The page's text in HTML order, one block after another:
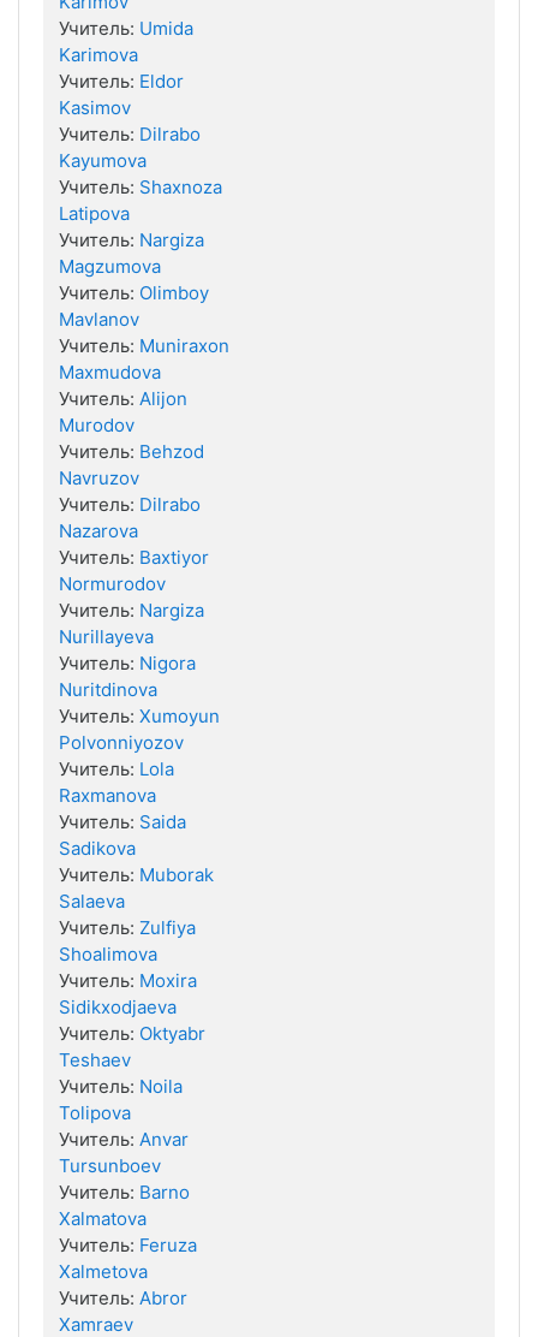
Учитель: Umida
Karimova
Учитель: Eldor
Kasimov
Учитель: Dilrabo
Kayumova
Учитель: Shaxnoza
Latipova
Учитель: Nargiza
Magzumova
Учитель: Olimboy
Mavlanov
Учитель: Muniraxon
Maxmudova
Учитель: Alijon
Murodov
Учитель: Behzod
Navruzov
Учитель: Dilrabo
Nazarova
Учитель: Baxtiyor
Normurodov
Учитель: Nargiza
Nurillayeva
Учитель: Nigora
Nuritdinova
Учитель: Xumoyun
Polvonniyozov
Учитель: Lola
Raxmanova
Учитель: Saida
Sadikova
Учитель: Muborak
Salaeva
Учитель: Zulfiya
Shoalimova
Учитель: Moxira
Sidikxodjaeva
Учитель: Oktyabr
Teshaev
Учитель: Noila
Tolipova
Учитель: Anvar
Tursunboev
Учитель: Barno
Xalmatova
Учитель: Feruza
Xalmetova
Учитель: Abror
Xamraev